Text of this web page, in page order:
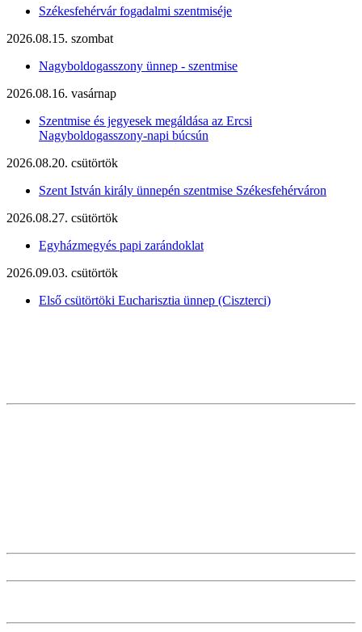
Székesfehérvár fogadalmi szentmiséje
2026.08.15. szombat
Nagyboldogasszony ünnep - szentmise
2026.08.16. vasárnap
Szentmise és jegyesek megáldása az Ercsi
Nagyboldogasszony-napi búcsún
2026.08.20. csütörtök
Szent István király ünnepén szentmise Székesfehérváron
2026.08.27. csütörtök
Egyházmegyés papi zarándoklat
2026.09.03. csütörtök
Első csütörtöki Eucharisztia ünnep (Ciszterci)